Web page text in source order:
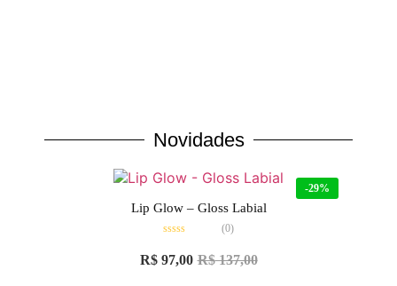
Novidades
-29%
Lip Glow – Gloss Labial
0
de
(0)
R$137,00
R$97,00